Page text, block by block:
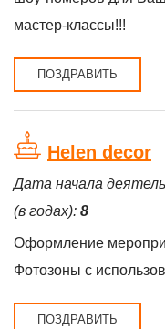
мастер-классы!!!
ПОЗДРАВИТЬ
Helen decor
Дата начала
(в годах): 8
Оформление
Фотозоны с
ПОЗДРАВИТЬ